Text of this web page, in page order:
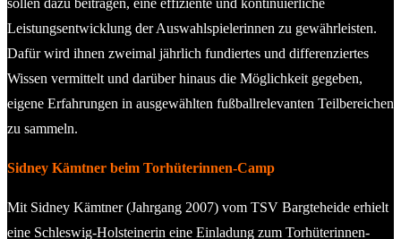
Leistungsentwicklung der Auswahlspielerinnen zu gewährleisten.
Dafür wird ihnen zweimal jährlich fundiertes und differenziertes
Wissen vermittelt und darüber hinaus die Möglichkeit gegeben,
eigene Erfahrungen in ausgewählten fußballrelevanten Teilbereichen
zu sammeln.
Sidney Kämtner beim Torhüterinnen-Camp
Mit Sidney Kämtner (Jahrgang 2007) vom TSV Bargteheide erhielt
eine Schleswig-Holsteinerin eine Einladung zum Torhüterinnen-